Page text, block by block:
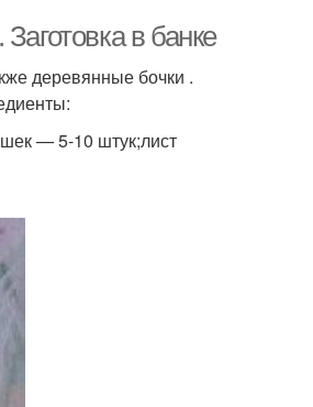
в банке
деревянные бочки .
— 5-10 штук;лист